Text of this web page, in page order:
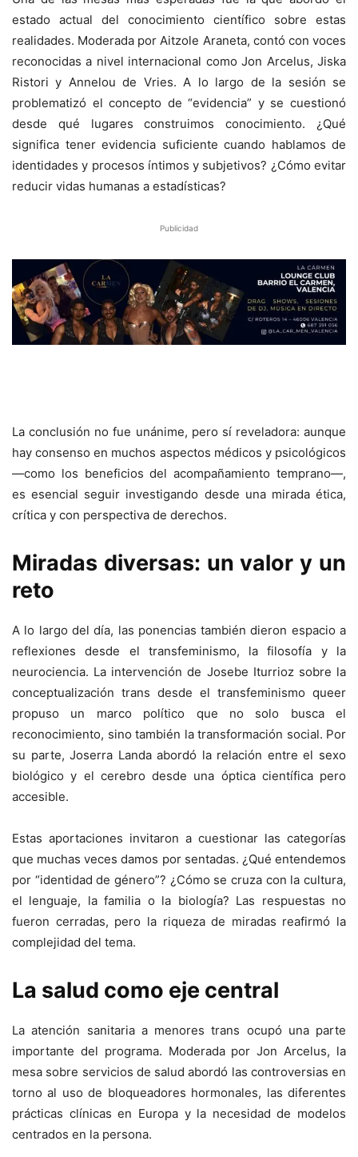
estado actual del conocimiento científico sobre estas
realidades. Moderada por Aitzole Araneta, contó con voces
reconocidas a nivel internacional como Jon Arcelus, Jiska
Ristori y Annelou de Vries. A lo largo de la sesión se
problematizó el concepto de “evidencia” y se cuestionó
desde qué lugares construimos conocimiento. ¿Qué
significa tener evidencia suficiente cuando hablamos de
identidades y procesos íntimos y subjetivos? ¿Cómo evitar
reducir vidas humanas a estadísticas?
Publicidad
La conclusión no fue unánime, pero sí reveladora: aunque
hay consenso en muchos aspectos médicos y psicológicos
—como los beneficios del acompañamiento temprano—,
es esencial seguir investigando desde una mirada ética,
crítica y con perspectiva de derechos.
Miradas diversas: un valor y un
reto
A lo largo del día, las ponencias también dieron espacio a
reflexiones desde el transfeminismo, la filosofía y la
neurociencia. La intervención de Josebe Iturrioz sobre la
conceptualización trans desde el transfeminismo queer
propuso un marco político que no solo busca el
reconocimiento, sino también la transformación social. Por
su parte, Joserra Landa abordó la relación entre el sexo
biológico y el cerebro desde una óptica científica pero
accesible.
Estas aportaciones invitaron a cuestionar las categorías
que muchas veces damos por sentadas. ¿Qué entendemos
por “identidad de género”? ¿Cómo se cruza con la cultura,
el lenguaje, la familia o la biología? Las respuestas no
fueron cerradas, pero la riqueza de miradas reafirmó la
complejidad del tema.
La salud como eje central
La atención sanitaria a menores trans ocupó una parte
importante del programa. Moderada por Jon Arcelus, la
mesa sobre servicios de salud abordó las controversias en
torno al uso de bloqueadores hormonales, las diferentes
prácticas clínicas en Europa y la necesidad de modelos
centrados en la persona.